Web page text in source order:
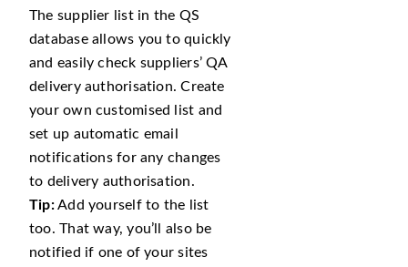
The supplier list in the QS
database allows you to quickly
and easily check suppliers’ QA
delivery authorisation. Create
your own customised list and
set up automatic email
notifications for any changes
to delivery authorisation.
Tip:Add yourself to the list
too. That way, you’ll also be
notified if one of your sites